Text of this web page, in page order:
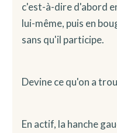
c'est-à-dire d'abord
lui-même, puis en
sans qu'il participe.
Devine ce qu'on a
En actif, la hanche